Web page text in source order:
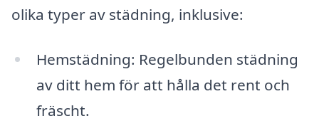
olika typer av städning, inklusive:
Hemstädning: Regelbunden städning
av ditt hem för att hålla det rent och
fräscht.